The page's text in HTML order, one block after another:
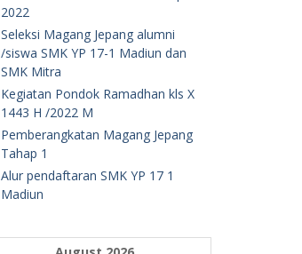
Seleksi Magang Jepang alumni
/siswa SMK YP 17-1 Madiun dan
SMK Mitra
Kegiatan Pondok Ramadhan kls X
1443 H /2022 M
Pemberangkatan Magang Jepang
Tahap 1
Alur pendaftaran SMK YP 17 1
Madiun
August 2026